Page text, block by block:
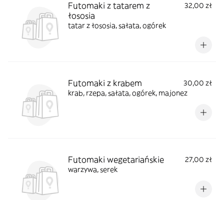
Futomaki z tatarem z
łososia
32,00 zł
tatar z łososia, sałata, ogórek
Futomaki z krabem
30,00 zł
krab, rzepa, sałata, ogórek, majonez
Futomaki wegetariańskie
27,00 zł
warzywa, serek